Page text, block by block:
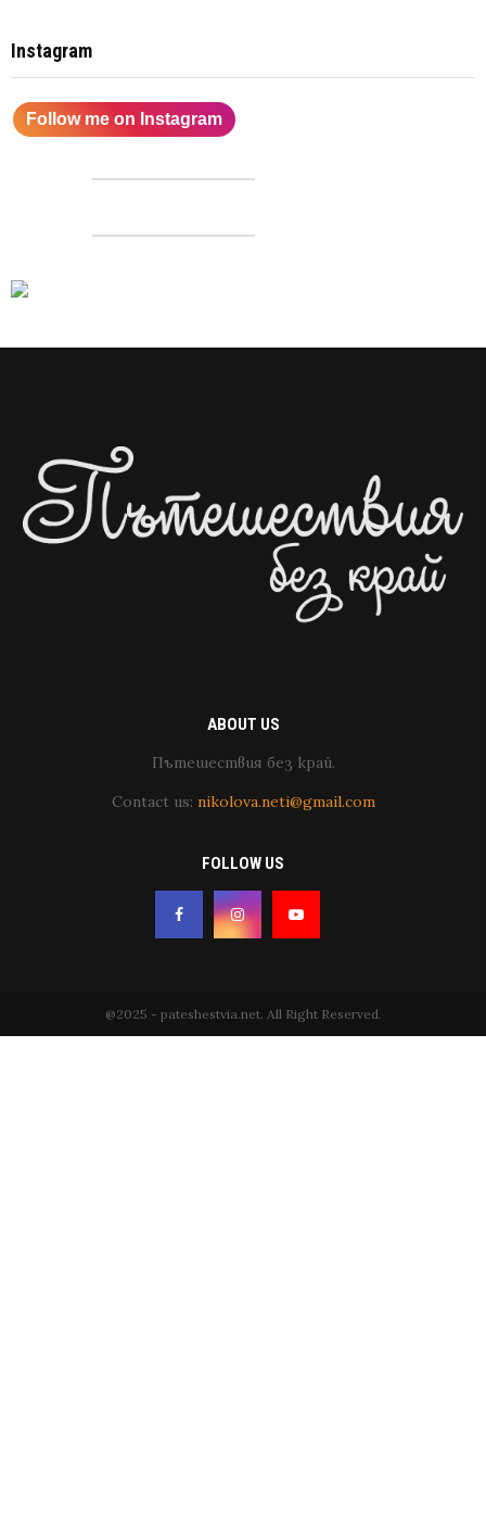
Instagram
Follow me on Instagram
ABOUT US
Пътешествия без край.
Contact us: nikolova.neti@gmail.com
FOLLOW US
@2025 - pateshestvia.net. All Right Reserved.